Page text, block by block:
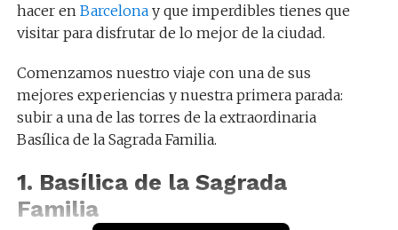
hacer en Barcelonay que imperdibles tienes que
visitar para disfrutar de lo mejor de la ciudad.
Comenzamos nuestro viaje con una de sus
mejores experiencias y nuestra primera parada:
subir a una de las torres de la extraordinaria
Basílica de la Sagrada Familia.
1. Basílica de la Sagrada
Familia